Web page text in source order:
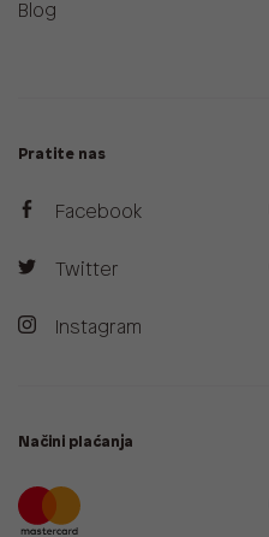
Blog
Pratite nas
Facebook
Twitter
Instagram
Načini plaćanja